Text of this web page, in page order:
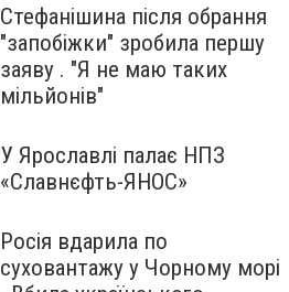
Стефанішина після обрання
"запобіжки" зробила першу
заяву . "Я не маю таких
мільйонів"
У Ярославлі палає НПЗ
«Славнєфть-ЯНОС»
Росія вдарила по
суховантажу у Чорному морі